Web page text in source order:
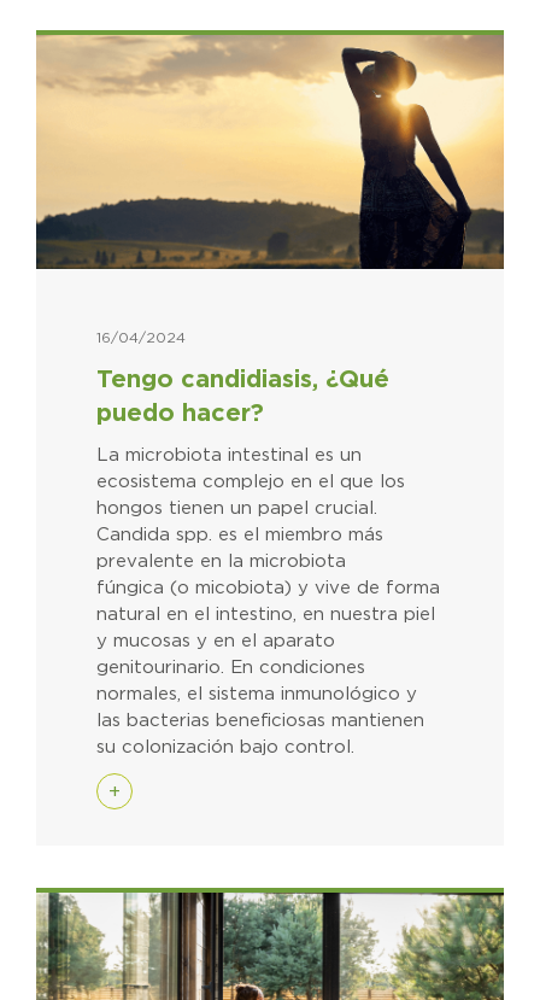
Tengo candidiasis, ¿Qué
puedo hacer?
16/04/2024
La microbiota intestinal es un
ecosistema complejo en el que los
hongos tienen un papel crucial.
Candida spp. es el miembro más
prevalente en la microbiota
fúngica (o micobiota) y vive de forma
natural en el intestino, en nuestra piel
y mucosas y en el aparato
genitourinario. En condiciones
normales, el sistema inmunológico y
las bacterias beneficiosas mantienen
su colonización bajo control.
+